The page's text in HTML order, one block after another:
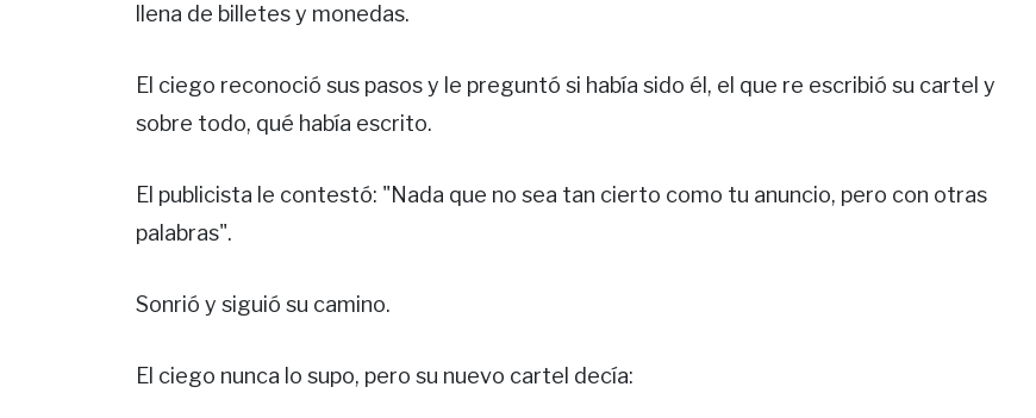
llena de billetes y monedas.
El ciego reconoció sus pasos y le preguntó si había sido él, el que re escribió su cartel y
sobre todo, qué había escrito.
El publicista le contestó: "Nada que no sea tan cierto como tu anuncio, pero con otras
palabras".
Sonrió y siguió su camino.
El ciego nunca lo supo, pero su nuevo cartel decía: